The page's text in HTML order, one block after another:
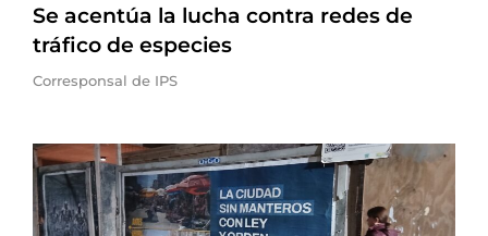
Se acentúa la lucha contra redes de
tráfico de especies
Corresponsal de IPS